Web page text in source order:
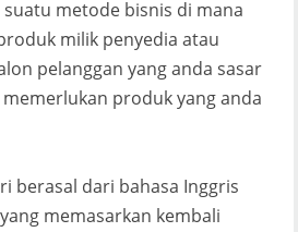
metode bisnis di mana
milik penyedia atau
pelanggan yang anda sasar
produk yang anda
berasal dari bahasa Inggris
memasarkan kembali